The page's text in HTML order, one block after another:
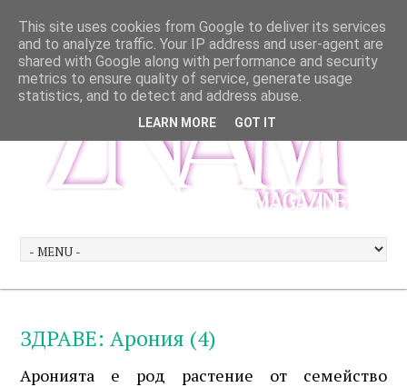
ЗДРАВЕ: Арония (4)
Аронията е род растение от семейство
This site uses cookies from Google to deliver its services
and to analyze traffic. Your IP address and user-agent are
shared with Google along with performance and security
metrics to ensure quality of service, generate usage
statistics, and to detect and address abuse.
LEARN MORE GOT IT